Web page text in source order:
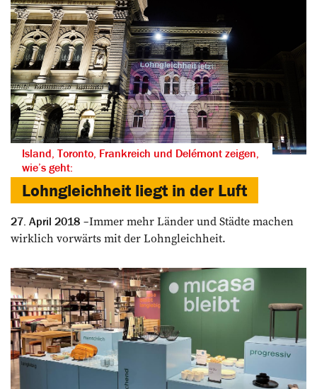
Island, Toronto, Frankreich und Delémont zeigen,
wie’s geht:
Lohngleichheit liegt in der Luft
27. April 2018
Immer mehr Länder und Städte machen
wirklich vorwärts mit der Lohngleichheit.